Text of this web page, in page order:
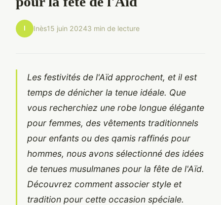
I Inès15 juin 20243 min de lecture
Les festivités de l'Aïd approchent, et il est
temps de dénicher la tenue idéale. Que
vous recherchiez une robe longue élégante
pour femmes, des vêtements traditionnels
pour enfants ou des qamis raffinés pour
hommes, nous avons sélectionné des idées
de tenues musulmanes pour la fête de l'Aïd.
Découvrez comment associer style et
tradition pour cette occasion spéciale.